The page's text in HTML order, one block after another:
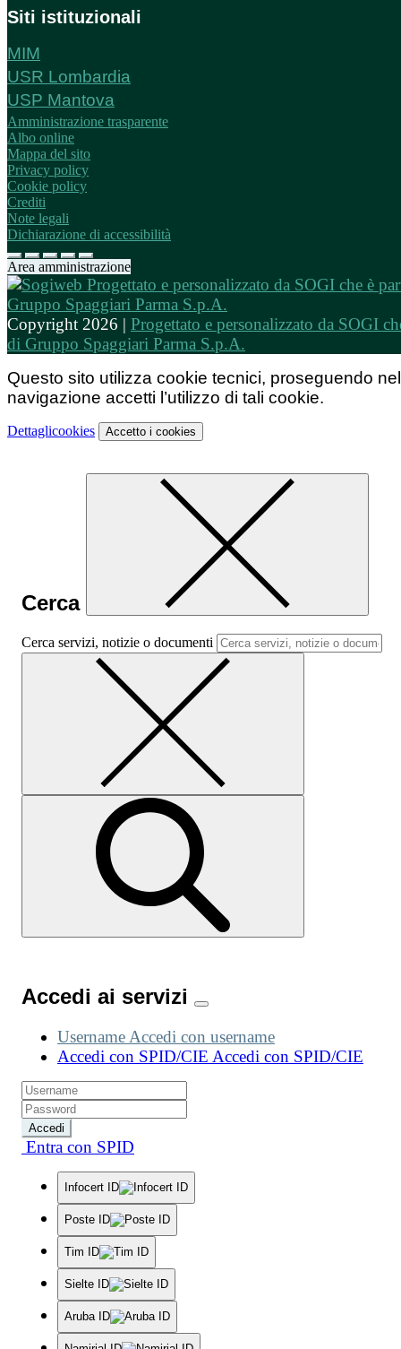
Siti istituzionali
MIM
USR Lombardia
USP Mantova
Amministrazione trasparente
Albo online
Mappa del sito
Privacy policy
Cookie policy
Crediti
Note legali
Dichiarazione di accessibilità
Area amministrazione
Copyright 2026 | Progettato e personalizzato da SOGI
di Gruppo Spaggiari Parma S.p.A.
Questo sito utilizza cookie tecnici, proseguendo
navigazione accetti l’utilizzo di tali cookie.
Dettaglicookies Accetto i cookies
Cerca
Cerca servizi, notizie o documenti
Accedi ai servizi
Username Accedi con username
Accedi con SPID/CIE Accedi con SPID/CIE
Accedi
Entra con SPID
Infocert ID
Poste ID
Tim ID
Sielte ID
Aruba ID